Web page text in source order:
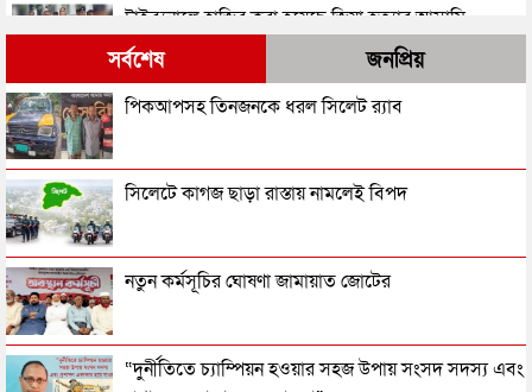
ট্রাইব্যুনালে হাজির করা হয়েছে জিয়া হত্যার আসামি
মোজাফফরকে
স্ত্রী হত্যা মামলায় স্বামীর নেজামের যাব জ্জীবন
জামিন পেলেন সালমান এফ রহমান
এমসি কলেজে ধর্ষণ: সাইফুরের মৃত্যুদণ্ড, ৩ জনের
যাবজ্জীবন, ৪ জন খালাস
এম‌সি কলেজ ছাত্রাবাসে স্বামীকে আটকে তরুণীকে ধর্ষণের
মামলার রায় আজ
সর্বশেষ জনপ্রিয়
পিকআপসহ তিনজনকে ধরল সিলেট র‌্যাব
সিলেটে কাগজ ছাড়া রাস্তায় নামলেই বিপদ
নতুন কর্মসূচির ঘোষণা জামায়াত জোটের
“দুর্নীতিতে চ্যাম্পিয়ন হওয়ার সহজ উপায় সংসদ সদস্য এবং